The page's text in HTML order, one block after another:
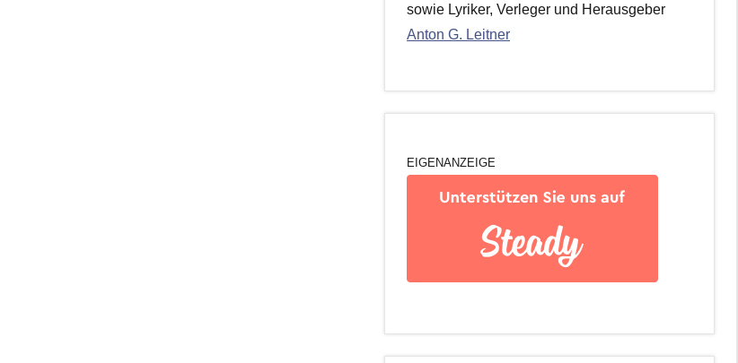
sowie Lyriker, Verleger und Herausgeber
Anton G. Leitner
EIGENANZEIGE